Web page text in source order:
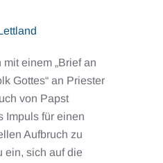
einem „Brief an
Gottes“ an Priester
von Papst
Impuls für einen
Aufbruch zu
ein, sich auf die